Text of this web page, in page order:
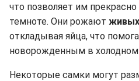
что позволяет им
темноте. Они рожают
откладывая яйца, что
новорожденным в холодном
Некоторые самки могут